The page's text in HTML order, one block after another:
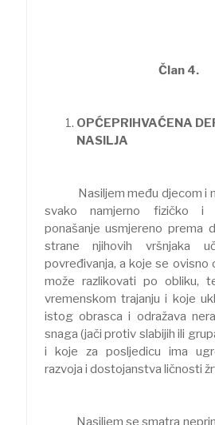
Član 4.
OPĆEPRIHVAĆENA
NASILJA
Nasiljem među djecom i
svako namjerno fizičko i
ponašanje usmjereno prema
strane njihovih vršnjaka
povređivanja, a koje se ovisno
može razlikovati po obliku,
vremenskom trajanju i koje
istog obrasca i odražava
snaga (jači protiv slabijih ili
i koje za posljedicu ima
razvoja i dostojanstva ličnosti
Nasiljem se smatra